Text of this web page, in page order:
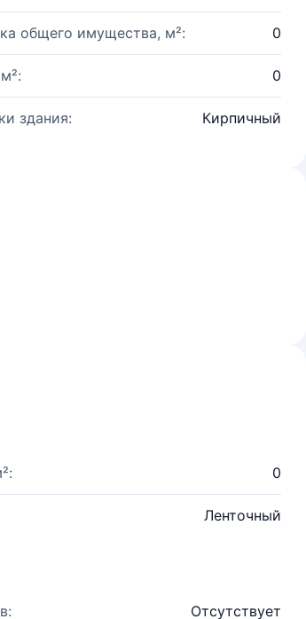
общего имущества, м²: 0
0
здания: Кирпичный
0
Ленточный
Отсутствует